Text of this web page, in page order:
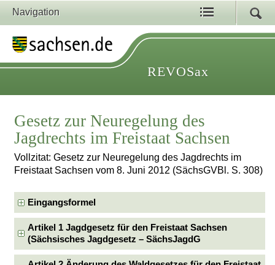
Navigation
REVOSax
Gesetz zur Neuregelung des
Jagdrechts im Freistaat Sachsen
Vollzitat: Gesetz zur Neuregelung des Jagdrechts im
Freistaat Sachsen vom 8. Juni 2012 (SächsGVBl. S. 308)
Eingangsformel
Artikel 1 Jagdgesetz für den Freistaat Sachsen
(Sächsisches Jagdgesetz – SächsJagdG